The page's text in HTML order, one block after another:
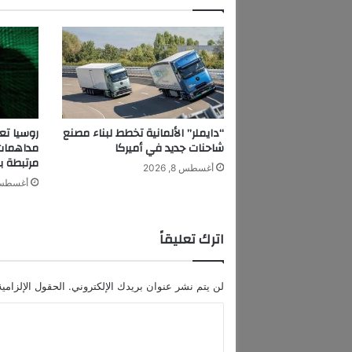
ى
ع
ت
ب
ة
ا
ل
ل
و
ا
ه
ة
ب
“دايملر” الألمانية تخطط لبناء مصنع
شاحنات جديد في أميركا
أغسطس 8, 2026 مرتبطة
أغسطس 8,
اترك تعليقاً
لن يتم نشر عنوان بريدك الإلكتروني. الحقول